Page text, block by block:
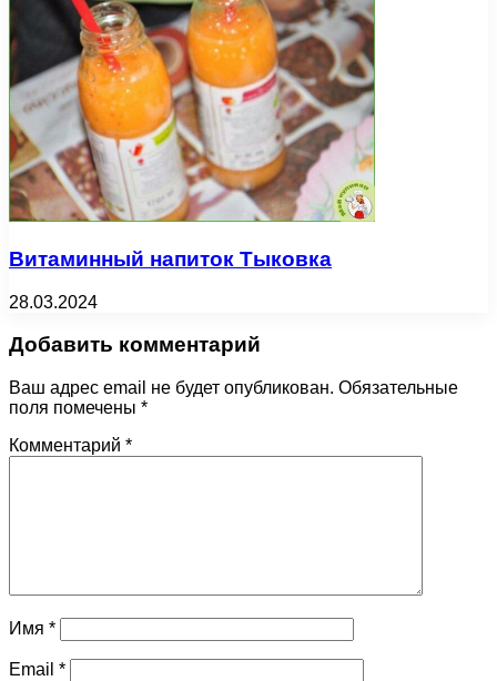
Витаминный напиток Тыковка
28.03.2024
Добавить комментарий
Ваш адрес email не будет опубликован. Обязательные
поля помечены *
Комментарий *
Имя *
Email *